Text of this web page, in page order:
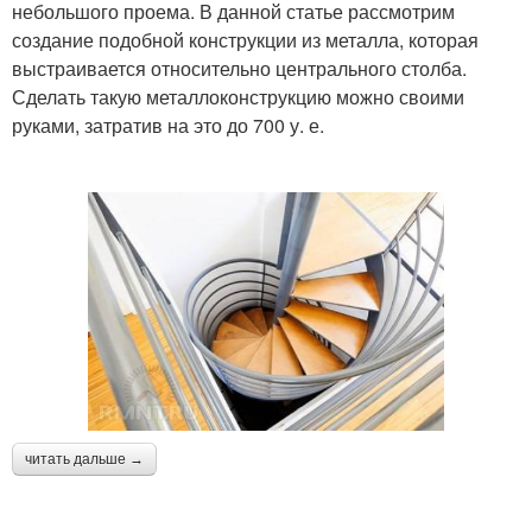
небольшого проема. В данной статье рассмотрим
создание подобной конструкции из металла, которая
выстраивается относительно центрального столба.
Сделать такую металлоконструкцию можно своими
руками, затратив на это до 700 у. е.
читать дальше →